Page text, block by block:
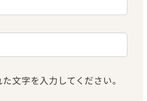
文字を入力してください。